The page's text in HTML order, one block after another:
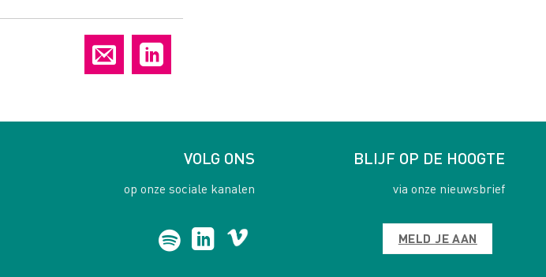
VOLG ONS
op onze sociale kanalen
BLIJF OP DE HOOGTE
via onze nieuwsbrief
MELD JE AAN